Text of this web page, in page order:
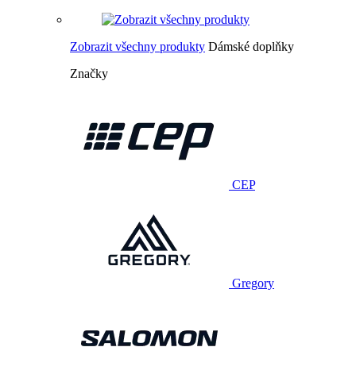
Zobrazit všechny produkty Dámské doplňky
Značky
CEP
Gregory